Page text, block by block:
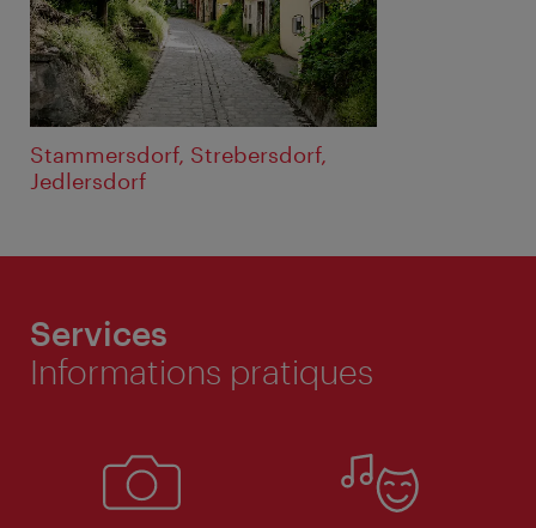
Stammersdorf, Strebersdorf,
Jedlersdorf
Services
Informations pratiques